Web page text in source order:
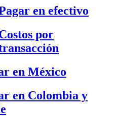
en efectivo
por
en México
en Colombia y